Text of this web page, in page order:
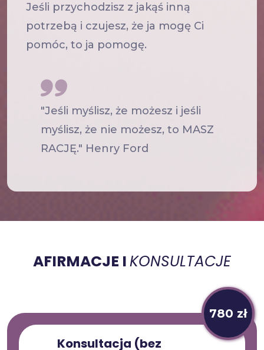
Jeśli przychodzisz z jakąś inną
potrzebą i czujesz, że ja mogę Ci
pomóc, to ja pomogę.
"Jeśli myślisz, że możesz i jeśli
myślisz, że nie możesz, to MASZ
RACJĘ." Henry Ford
AFIRMACJE IKONSULTACJE
Konsultacja (bez
780 zł